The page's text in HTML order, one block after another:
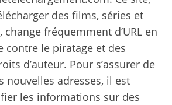
des films, séries et
fréquemment d’URL en
contre le piratage et des
d’auteur. Pour s’assurer de
nouvelles adresses, il est
les informations sur des